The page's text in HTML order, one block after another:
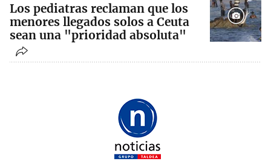
Los pediatras reclaman que los
menores llegados solos a Ceuta
sean una "prioridad absoluta"